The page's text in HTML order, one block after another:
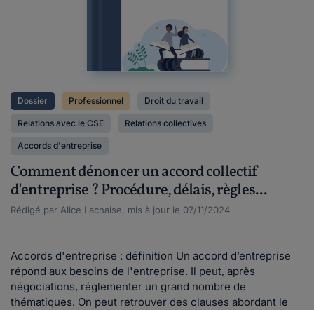
Dossier Professionnel Droit du travail
Relations avec le CSE Relations collectives
Accords d'entreprise
Comment dénoncer un accord collectif
d'entreprise ? Procédure, délais, règles...
Rédigé par Alice Lachaise, mis à jour le 07/11/2024
Accords d'entreprise : définition Un accord d’entreprise
répond aux besoins de l'entreprise. Il peut, après
négociations, réglementer un grand nombre de
thématiques. On peut retrouver des clauses abordant le